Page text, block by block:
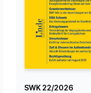
SWK 22/2026